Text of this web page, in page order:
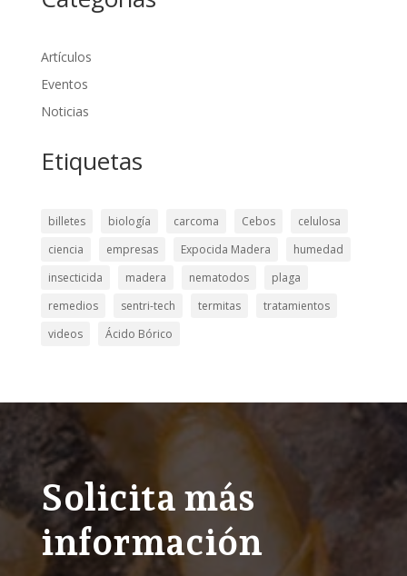
Artículos
Eventos
Noticias
Etiquetas
billetes biología carcoma Cebos
celulosa
ciencia
empresas Expocida Madera
humedad
insecticida
madera nematodos
plaga
remedios
sentri-tech termitas
tratamientos
videos
Ácido Bórico
Solicita más
información